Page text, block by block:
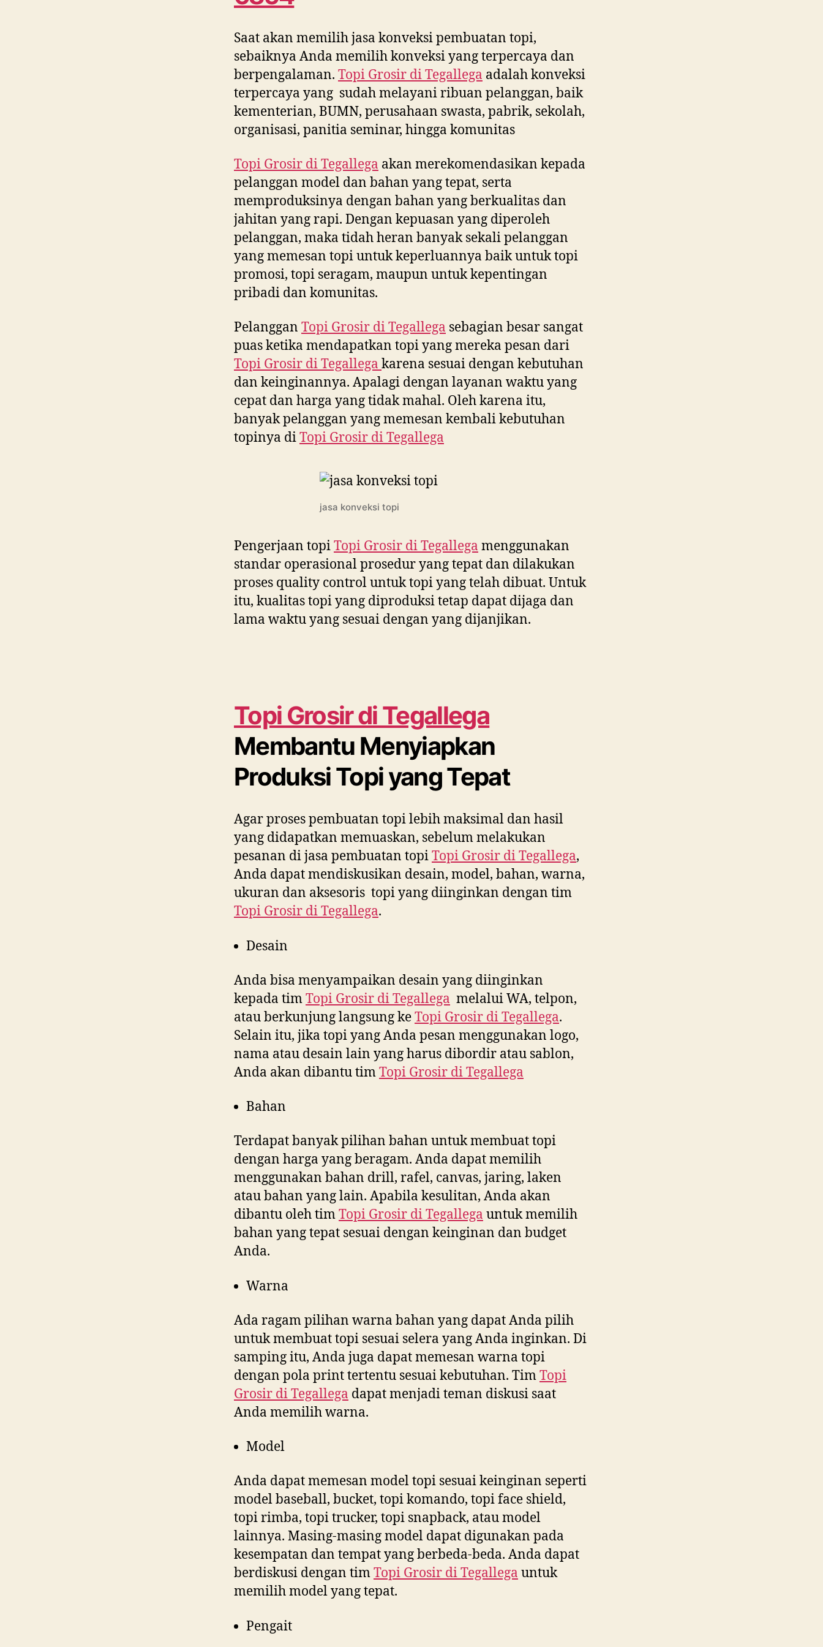
Saat akan memilih jasa konveksi pembuatan topi,
sebaiknya Anda memilih konveksi yang terpercaya dan
berpengalaman. Topi Grosir diTegallega adalah konveksi
terpercaya yang sudah melayani ribuan pelanggan, baik
kementerian, BUMN, perusahaan swasta, pabrik, sekolah,
organisasi, panitia seminar, hingga komunitas
Topi Grosir diTegallega akan merekomendasikan kepada
pelanggan model dan bahan yang tepat, serta
memproduksinya dengan bahan yang berkualitas dan
jahitan yang rapi. Dengan kepuasan yang diperoleh
pelanggan, maka tidah heran banyak sekali pelanggan
yang memesan topi untuk keperluannya baik untuk topi
promosi, topi seragam, maupun untuk kepentingan
pribadi dan komunitas.
Pelanggan Topi Grosir diTegallega sebagian besar sangat
puas ketika mendapatkan topi yang mereka pesan dari
Topi Grosir diTegallega karena sesuai dengan kebutuhan
dan keinginannya. Apalagi dengan layanan waktu yang
cepat dan harga yang tidak mahal. Oleh karena itu,
banyak pelanggan yang memesan kembali kebutuhan
topinya diTopi Grosir diTegallega
jasa konveksi topi
Pengerjaan topiTopi Grosir diTegallega menggunakan
standar operasional prosedur yang tepat dan dilakukan
proses quality control untuk topi yang telah dibuat. Untuk
itu, kualitas topi yang diproduksi tetap dapat dijaga dan
lama waktu yang sesuai dengan yang dijanjikan.
Topi Grosir diTegallega
Membantu Menyiapkan
Produksi Topi yang Tepat
Agar proses pembuatan topi lebih maksimal dan hasil
yang didapatkan memuaskan, sebelum melakukan
pesanan di jasa pembuatan topiTopi Grosir diTegallega,
Anda dapat mendiskusikan desain, model, bahan, warna,
ukuran dan aksesoris topi yang diinginkan dengan tim
Topi Grosir diTegallega.
Desain
Anda bisa menyampaikan desain yang diinginkan
kepada timTopi Grosir diTegallega melalui WA, telpon,
atau berkunjung langsung keTopi Grosir diTegallega.
Selain itu, jika topi yang Anda pesan menggunakan logo,
nama atau desain lain yang harus dibordir atau sablon,
Anda akan dibantu timTopi Grosir diTegallega
Bahan
Terdapat banyak pilihan bahan untuk membuat topi
dengan harga yang beragam. Anda dapat memilih
menggunakan bahan drill, rafel, canvas, jaring, laken
atau bahan yang lain. Apabila kesulitan, Anda akan
dibantu oleh timTopi Grosir diTegallega untuk memilih
bahan yang tepat sesuai dengan keinginan dan budget
Anda.
Warna
Ada ragam pilihan warna bahan yang dapat Anda pilih
untuk membuat topi sesuai selera yang Anda inginkan. Di
samping itu, Anda juga dapat memesan warna topi
dengan pola print tertentu sesuai kebutuhan. TimTopi
Grosir diTegallega dapat menjadi teman diskusi saat
Anda memilih warna.
Model
Anda dapat memesan model topi sesuai keinginan seperti
model baseball, bucket, topi komando, topi face shield,
topi rimba, topi trucker, topi snapback, atau model
lainnya. Masing-masing model dapat digunakan pada
kesempatan dan tempat yang berbeda-beda. Anda dapat
berdiskusi dengan timTopi Grosir diTegallega untuk
memilih model yang tepat.
Pengait